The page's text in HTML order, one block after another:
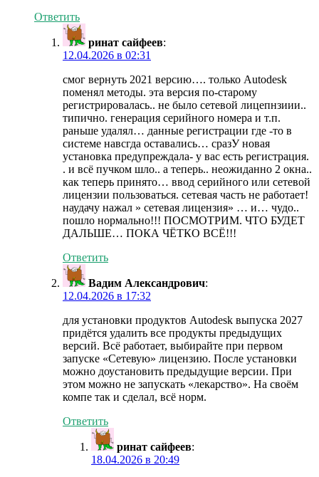
Ответить
ринат сайфеев:
12.04.2026 в 02:31
смог вернуть 2021 версию…. только Autodesk
поменял методы. эта версия по-старому
регистрировалась.. не было сетевой лицепнзиии..
типично. генерация серийного номера и т.п.
раньше удалял… данные регистрации где -то в
системе навсгда оставались… сразУ новая
установка предупреждала- у вас есть регистрация.
. и всё пучком шло.. а теперь.. неожиданно 2 окна..
как теперь принято… ввод серийного или сетевой
лицензии пользоваться. сетевая часть не работает!
наудачу нажал » сетевая лицензия» … и… чудо..
пошло нормально!!! ПОСМОТРИМ. ЧТО БУДЕТ
ДАЛЬШЕ… ПОКА ЧЁТКО ВСЁ!!!
Ответить
Вадим Александрович:
12.04.2026 в 17:32
для установки продуктов Autodesk выпуска 2027
придётся удалить все продукты предыдущих
версий. Всё работает, выбирайте при первом
запуске «Сетевую» лицензию. После установки
можно доустановить предыдущие версии. При
этом можно не запускать «лекарство». На своём
компе так и сделал, всё норм.
Ответить
ринат сайфеев:
18.04.2026 в 20:49